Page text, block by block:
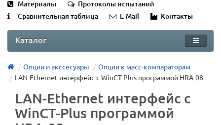
Материалы
Протоколы испытаний
Сравнительная таблица
E-Mail Контакты
Каталог
Опции и акссесуары
Опции к масс-компараторам
LAN-Ethernet интерфейс с WinCT-Plus программой HRA-08
LAN-Ethernet интерфейс с
WinCT-Plus программой